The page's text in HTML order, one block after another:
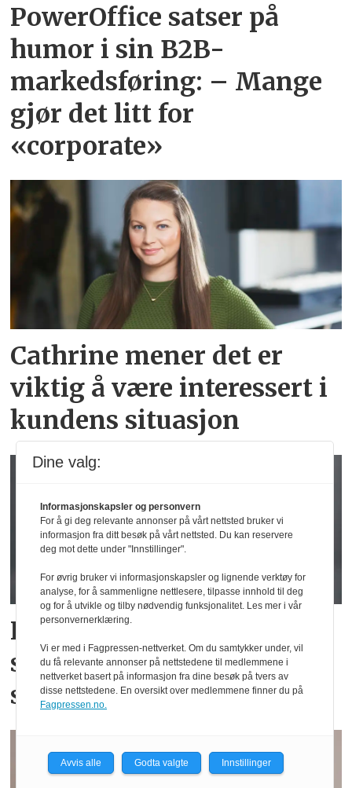
PowerOffice satser på
humor i sin B2B-
markedsføring: – Mange
gjør det litt for
«corporate»
Cathrine mener det er
viktig å være interessert i
kundens situasjon
Fra fotballagent til B2B-
salg: – Tar ikke meg selv
så høytidelig
Dine valg:
Informasjonskapsler og personvern
For å gi deg relevante annonser på vårt nettsted bruker vi
informasjon fra ditt besøk på vårt nettsted. Du kan reservere
deg mot dette under "Innstillinger".
For øvrig bruker vi informasjonskapsler og lignende verktøy for
analyse, for å sammenligne nettlesere, tilpasse innhold til deg
og for å utvikle og tilby nødvendig funksjonalitet. Les mer i vår
personvernerklæring.
Vi er med i Fagpressen-nettverket. Om du samtykker under, vil
du få relevante annonser på nettstedene til medlemmene i
nettverket basert på informasjon fra dine besøk på tvers av
disse nettstedene. En oversikt over medlemmene finner du på
Fagpressen.no.
Avvis alle Godta valgte Innstillinger